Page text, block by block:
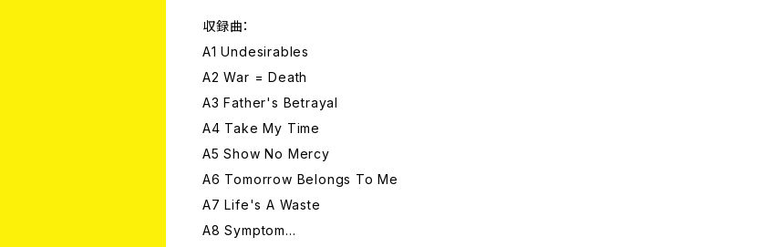
収録曲：
A1 Undesirables
A2 War = Death
A3 Father's Betrayal
A4 Take My Time
A5 Show No Mercy
A6 Tomorrow Belongs To Me
A7 Life's A Waste
A8 Symptom...